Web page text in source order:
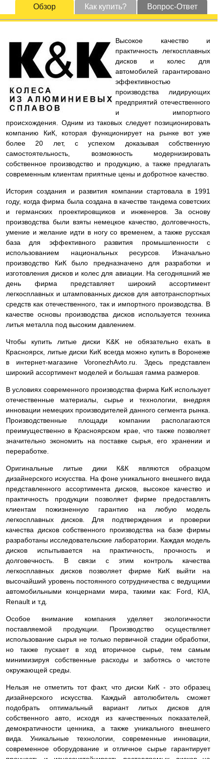
Обзор Как купить? Вопрос-Ответ
Высокое качество и
практичность легкосплавных
дисков и колес для
автомобилей гарантировано
эффективностью
производства лидирующих
предприятий отечественного
и импортного
происхождения. Одним из таковых следует позиционировать
компанию КиК, которая функционирует на рынке вот уже
более 20 лет, с успехом доказывая собственную
самостоятельность, возможность модернизировать
собственное производство и продукцию, а также предлагать
современным клиентам приятные цены и добротное качество.
История создания и развития компании стартовала в 1991
году, когда фирма была создана в качестве тандема советских
и германских проектировщиков и инженеров. За основу
производства были взяты немецкое качество, долговечность,
умение и желание идти в ногу со временем, а также русская
база для эффективного развития промышленности с
использованием национальных ресурсов. Изначально
производство КиК было предназначено для разработки и
изготовления дисков и колес для авиации. На сегодняшний же
день фирма представляет широкий ассортимент
легкосплавных и штампованных дисков для автотранспортных
средств как отечественного, так и импортного производства. В
качестве основы производства дисков используется техника
литья металла под высоким давлением.
Чтобы купить литые диски K&K не обязательно ехать в
Красноярск, литые диски КиК всегда можно купить в Воронеже
в интернет-магазине VoronezhAvto.ru. Здесь представлен
широкий ассортимент моделей и большая гамма размеров.
В условиях современного производства фирма КиК использует
отечественные материалы, сырье и технологии, внедряя
инновации немецких производителей данного сегмента рынка.
Производственные площади компании располагаются
преимущественно в Красноярском крае, что также позволяет
значительно экономить на поставке сырья, его хранении и
переработке.
Оригинальные литые дики К&К являются образцом
дизайнерского искусства. На фоне уникального внешнего вида
представленного ассортимента дисков, высокое качество и
практичность продукции позволяет фирме предоставлять
клиентам пожизненную гарантию на любую модель
легкосплавных дисков. Для подтверждения и проверки
качества дисков собственного производства на базе фирмы
разработаны исследовательские лаборатории. Каждая модель
дисков испытывается на практичность, прочность и
долговечность. В связи с этим контроль качества
легкосплавных дисков позволяет фирме КиК выйти на
высочайший уровень постоянного сотрудничества с ведущими
автомобильными концернами мира, такими как: Ford, KIA,
Renault и т.д.
Особое внимание компания уделяет экологичности
поставляемой продукции. Производство осуществляет
использование сырья не только первичной стадии обработки,
но также пускает в ход вторичное сырье, тем самым
минимизируя собственные расходы и заботясь о чистоте
окружающей среды.
Нельзя не отметить тот факт, что диски КиК - это образец
дизайнерского искусства. Каждый автолюбитель сможет
подобрать оптимальный вариант литых дисков для
собственного авто, исходя из качественных показателей,
демократичности ценника, а также уникального внешнего
вида. Уникальные технологии, современные инновации,
современное оборудование и отличное сырье гарантирует